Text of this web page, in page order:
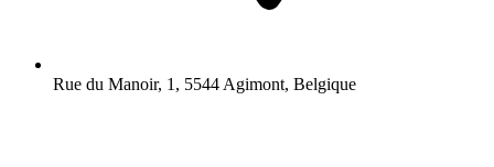
Rue du Manoir, 1, 5544 Agimont, Belgique